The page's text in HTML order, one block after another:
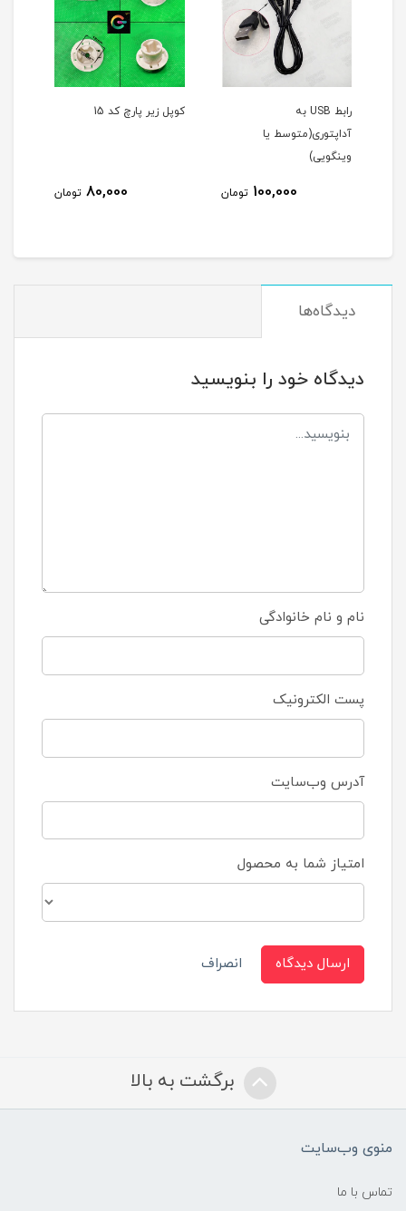
رابط USB به
آداپتوری(متوسط یا
وینگویی)
100,000 تومان
کوپل زیر پارچ کد 15
80,000 تومان
دیدگاه‌ها
دیدگاه خود را بنویسید
نام و نام خانوادگی
پست الکترونیک
آدرس وب‌سایت
امتیاز شما به محصول
ارسال دیدگاه انصراف
برگشت به بالا
منوی وب‌سایت
تماس با ما